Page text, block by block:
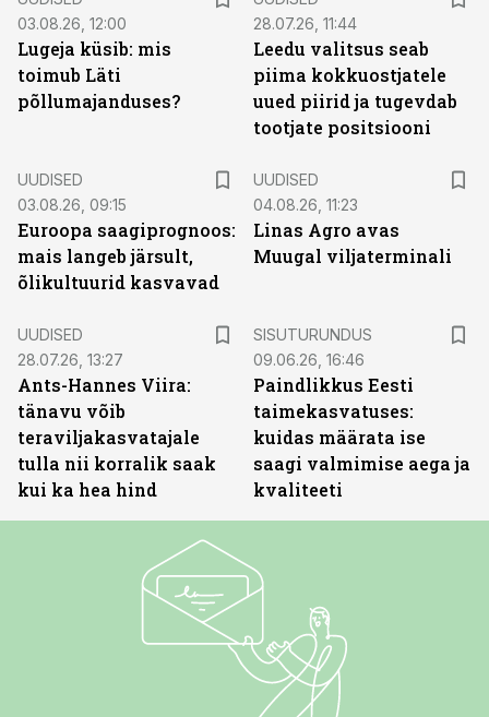
03.08.26, 12:00
Lugeja küsib: mis
toimub Läti
põllumajanduses?
28.07.26, 11:44
Leedu valitsus seab
piima kokkuostjatele
uued piirid ja tugevdab
tootjate positsiooni
UUDISED
03.08.26, 09:15
Euroopa saagiprognoos:
mais langeb järsult,
õlikultuurid kasvavad
UUDISED
04.08.26, 11:23
Linas Agro avas
Muugal viljaterminali
UUDISED
28.07.26, 13:27
Ants-Hannes Viira:
tänavu võib
teraviljakasvatajale
tulla nii korralik saak
kui ka hea hind
SISUTURUNDUS
09.06.26, 16:46
Paindlikkus Eesti
taimekasvatuses:
kuidas määrata ise
saagi valmimise aega ja
kvaliteeti